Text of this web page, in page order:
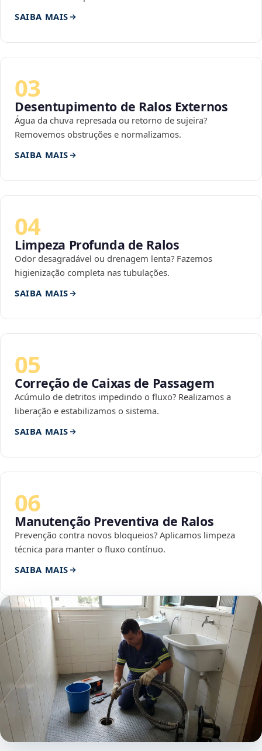
SAIBA MAIS
03
Desentupimento de Ralos Externos
Água da chuva represada ou retorno de sujeira?
Removemos obstruções e normalizamos.
SAIBA MAIS
04
Limpeza Profunda de Ralos
Odor desagradável ou drenagem lenta? Fazemos
higienização completa nas tubulações.
SAIBA MAIS
05
Correção de Caixas de Passagem
Acúmulo de detritos impedindo o fluxo? Realizamos a
liberação e estabilizamos o sistema.
SAIBA MAIS
06
Manutenção Preventiva de Ralos
Prevenção contra novos bloqueios? Aplicamos limpeza
técnica para manter o fluxo contínuo.
SAIBA MAIS